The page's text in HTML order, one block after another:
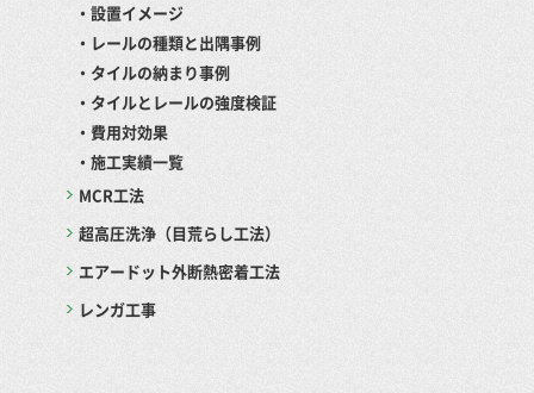
・設置イメージ
・レールの種類と出隅事例
・タイルの納まり事例
・タイルとレールの強度検証
・費用対効果
・施工実績一覧
MCR工法
超高圧洗浄（目荒らし工法）
エアードット外断熱密着工法
レンガ工事